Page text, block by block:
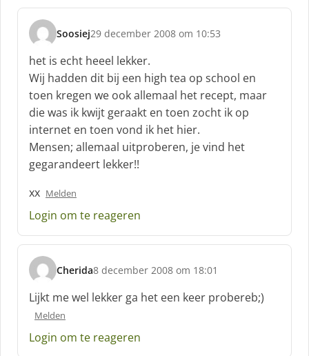
e
f
:
Soosiej
s
c
h
r
e
e
f
:
29 december 2008 om 10:53
het is echt heeel lekker.
Wij hadden dit bij een high tea op school en
toen kregen we ook allemaal het recept, maar
die was ik kwijt geraakt en toen zocht ik op
internet en toen vond ik het hier.
Mensen; allemaal uitproberen, je vind het
gegarandeert lekker!!
xx Melden
Login om te reageren
Cherida
s
c
h
e
8 december 2008 om 18:01
Lijkt me wel lekker ga het een keer probereb;)
Melden
Login om te reageren